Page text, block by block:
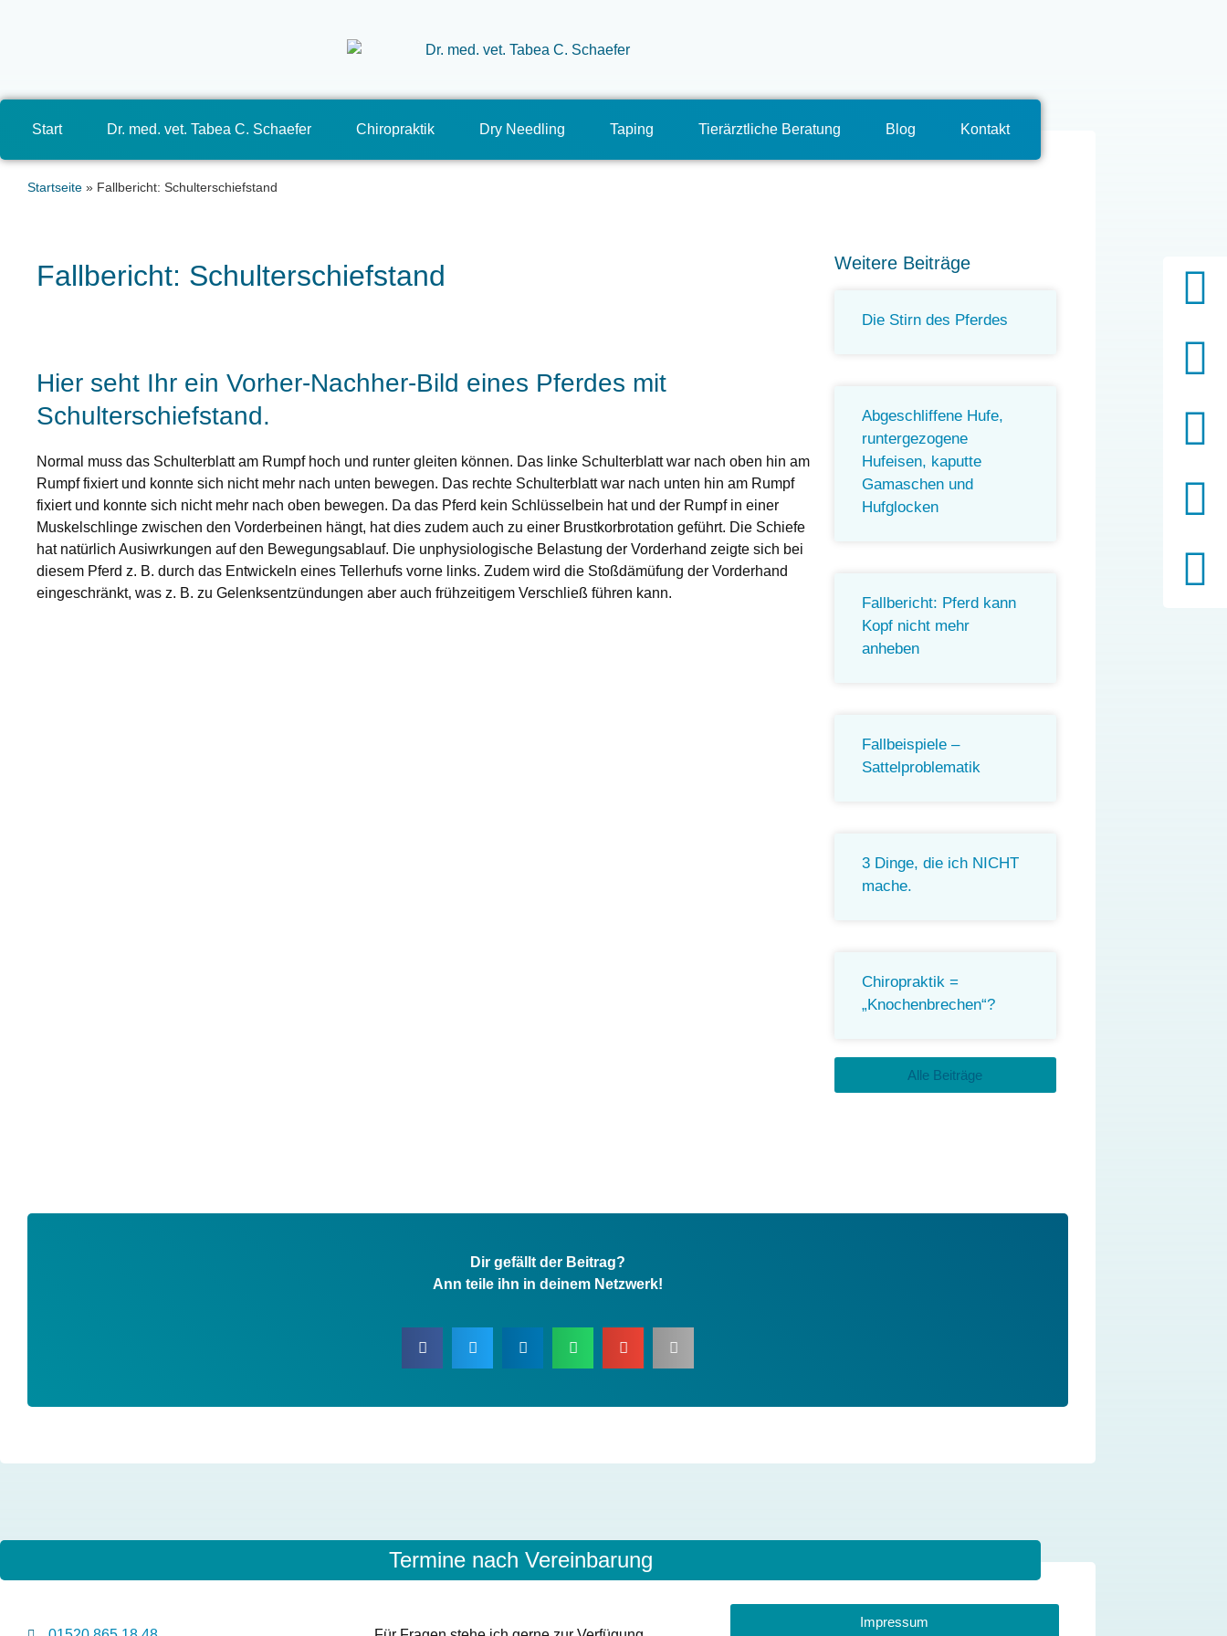
Start Dr. med. vet. Tabea C. Schaefer Chiropraktik Dry Needling Taping Tierärztliche Beratung Blog Kontakt
Startseite » Fallbericht: Schulterschiefstand
Fallbericht: Schulterschiefstand
Hier seht Ihr ein Vorher-Nachher-Bild eines Pferdes mit
Schulterschiefstand.
Normal muss das Schulterblatt am Rumpf hoch und runter gleiten können. Das linke Schulterblatt war nach oben hin am
Rumpf fixiert und konnte sich nicht mehr nach unten bewegen. Das rechte Schulterblatt war nach unten hin am Rumpf
fixiert und konnte sich nicht mehr nach oben bewegen. Da das Pferd kein Schlüsselbein hat und der Rumpf in einer
Muskelschlinge zwischen den Vorderbeinen hängt, hat dies zudem auch zu einer Brustkorbrotation geführt. Die Schiefe
hat natürlich Ausiwrkungen auf den Bewegungsablauf. Die unphysiologische Belastung der Vorderhand zeigte sich bei
diesem Pferd z. B. durch das Entwickeln eines Tellerhufs vorne links. Zudem wird die Stoßdämüfung der Vorderhand
eingeschränkt, was z. B. zu Gelenksentzündungen aber auch frühzeitigem Verschließ führen kann.
Weitere Beiträge
Die Stirn des Pferdes
Abgeschliffene Hufe,
runtergezogene
Hufeisen, kaputte
Gamaschen und
Hufglocken
Fallbericht: Pferd kann
Kopf nicht mehr
anheben
Fallbeispiele –
Sattelproblematik
3 Dinge, die ich NICHT
mache.
Chiropraktik =
„Knochenbrechen“?
Alle Beiträge
Dir gefällt der Beitrag?
Ann teile ihn in deinem Netzwerk!
Termine nach Vereinbarung
Impressum